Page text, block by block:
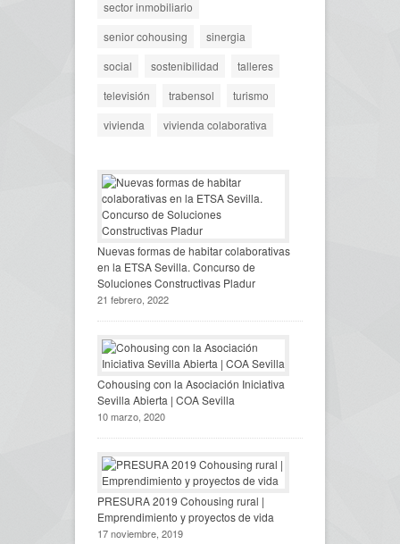
sector inmobiliario
senior cohousing
sinergia
social
sostenibilidad
talleres
televisión
trabensol
turismo
vivienda
vivienda colaborativa
Nuevas formas de habitar colaborativas
en la ETSA Sevilla. Concurso de
Soluciones Constructivas Pladur
21 febrero, 2022
Cohousing con la Asociación Iniciativa
Sevilla Abierta | COA Sevilla
10 marzo, 2020
PRESURA 2019 Cohousing rural |
Emprendimiento y proyectos de vida
17 noviembre, 2019